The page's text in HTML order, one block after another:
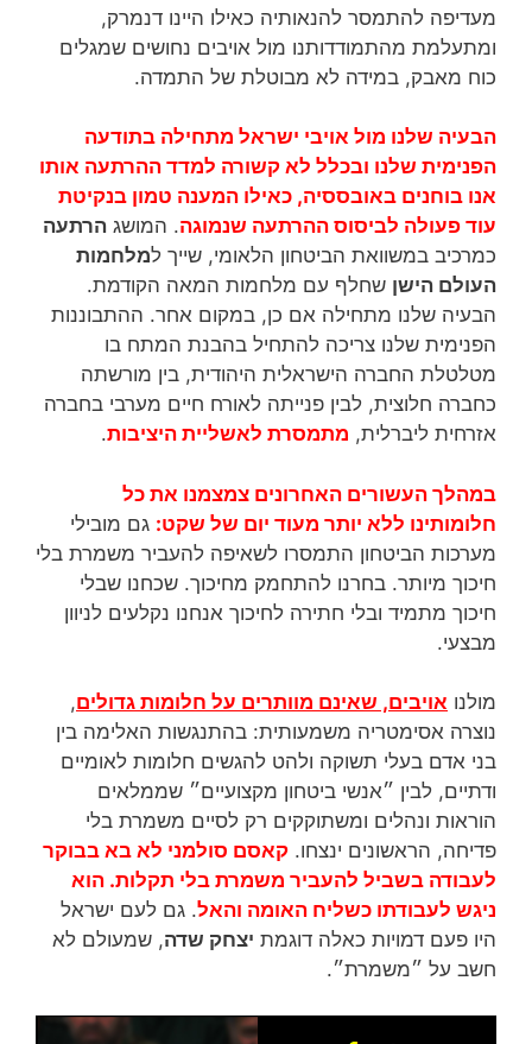
מעדיפה להתמסר להנאותיה כאילו היינו דנמרק,
ומתעלמת מהתמודדותנו מול אויבים נחושים שמגלים
כוח מאבק, במידה לא מבוטלת של התמדה.
הבעיה שלנו מול אויבי ישראל מתחילה בתודעה
הפנימית שלנו ובכלל לא קשורה למדד ההרתעה אותו
אנו בוחנים באובססיה, כאילו המענה טמון בנקיטת
עוד פעולה לביסוס ההרתעה שנמוגה. המושג הרתעה
כמרכיב במשוואת הביטחון הלאומי, שייך למלחמות
העולם הישן שחלף עם מלחמות המאה הקודמת.
הבעיה שלנו מתחילה אם כן, במקום אחר. ההתבוננות
הפנימית שלנו צריכה להתחיל בהבנת המתח בו
מטלטלת החברה הישראלית היהודית, בין מורשתה
כחברה חלוצית, לבין פנייתה לאורח חיים מערבי בחברה
אזרחית ליברלית, מתמסרת לאשליית היציבות.
במהלך העשורים האחרונים צמצמנו את כל
חלומותינו ללא יותר מעוד יום של שקט: גם מובילי
מערכות הביטחון התמסרו לשאיפה להעביר משמרת בלי
חיכוך מיותר. בחרנו להתחמק מחיכוך. שכחנו שבלי
חיכוך מתמיד ובלי חתירה לחיכוך אנחנו נקלעים לניוון
מבצעי.
מולנו אויבים, שאינם מוותרים על חלומות גדולים,
נוצרה אסימטריה משמעותית: בהתנגשות האלימה בין
בני אדם בעלי תשוקה ולהט להגשים חלומות לאומיים
ודתיים, לבין ״אנשי ביטחון מקצועיים״ שממלאים
הוראות ונהלים ומשתוקקים רק לסיים משמרת בלי
פדיחה, הראשונים ינצחו. קאסם סולמני לא בא בבוקר
לעבודה בשביל להעביר משמרת בלי תקלות. הוא
ניגש לעבודתו כשליח האומה והאל. גם לעם ישראל
היו פעם דמויות כאלה דוגמת יצחק שדה, שמעולם לא
חשב על ״משמרת״.